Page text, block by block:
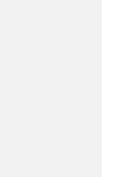
ni
les
de la